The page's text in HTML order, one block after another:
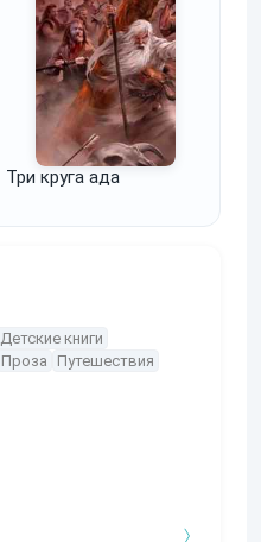
Три круга ада
Детские книги
Проза Путешествия